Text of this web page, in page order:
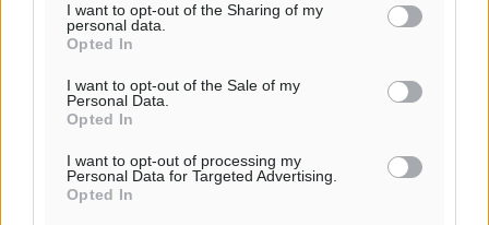
I want to opt-out of the Sharing of my
personal data.
Opted In
I want to opt-out of the Sale of my
Personal Data.
Opted In
I want to opt-out of processing my
Personal Data for Targeted Advertising.
Opted In